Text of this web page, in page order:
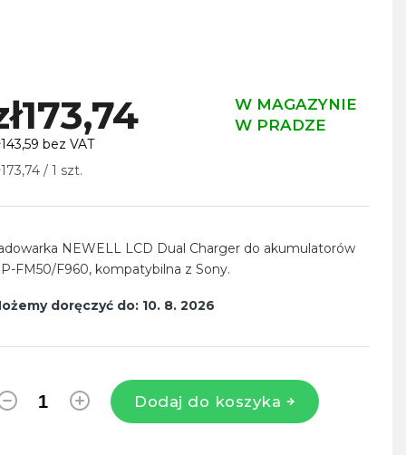
W MAGAZYNIE
W PRADZE
bez VAT
/ 1 szt.
doręczyć do: 10. 8. 2026
Dodaj do koszyka
NEWELL LCD Dual Charger do akumulatorów
FM50/F960, kompatybilna z Sony.